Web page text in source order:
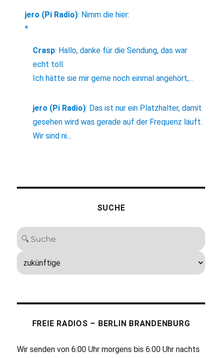
jero (Pi Radio): Nimm die hier:
*
Crasp: Hallo, danke für die Sendung, das war
echt toll.
Ich hätte sie mir gerne noch einmal angehört,...
jero (Pi Radio): Das ist nur ein Platzhalter, damit
gesehen wird was gerade auf der Frequenz läuft.
Wir sind ni...
SUCHE
FREIE RADIOS – BERLIN BRANDENBURG
Wir senden von 6:00 Uhr morgens bis 6:00 Uhr nachts